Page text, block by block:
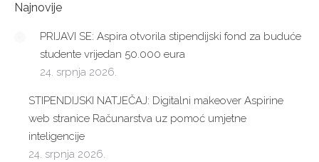
Najnovije
PRIJAVI SE: Aspira otvorila stipendijski fond za buduće
studente vrijedan 50.000 eura
24. srpnja 2026.
STIPENDIJSKI NATJEČAJ: Digitalni makeover Aspirine
web stranice Računarstva uz pomoć umjetne
inteligencije
24. srpnja 2026.